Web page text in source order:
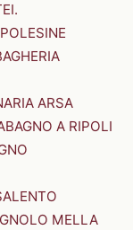
ARSA
BAGNO A RIPOLI
MELLA